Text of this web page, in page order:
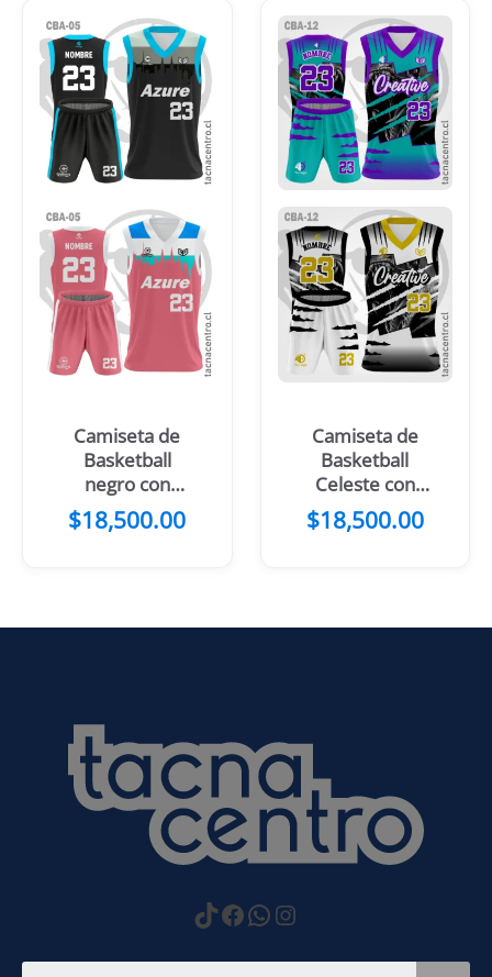
Camiseta de
Basketball
negro con
mangas
celestes
$18,500.00
Camiseta de
Basketball
Celeste con
mangas
moradas
$18,500.00
https://
Facebook
WhatsApp
Instagram